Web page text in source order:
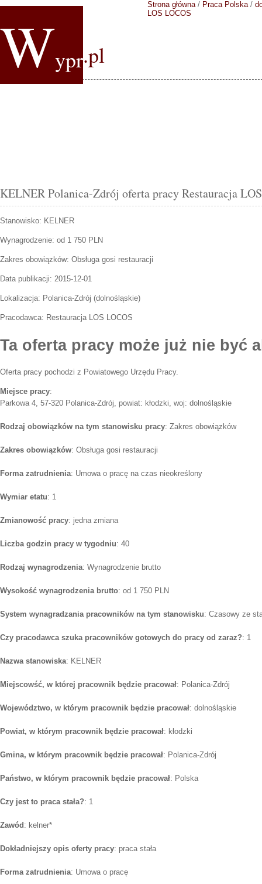
Wypr.pl
Strona główna/ Praca Polska/
LOS LOCOS
KELNER Polanica-Zdrój oferta pracy Restauracja
Stanowisko: KELNER
Wynagrodzenie: od 1 750 PLN
Zakres obowiązków: Obsługa gosi restauracji
Data publikacji: 2015-12-01
Lokalizacja: Polanica-Zdrój (dolnośląskie)
Pracodawca: Restauracja LOS LOCOS
Ta oferta pracy może już nie być
Oferta pracy pochodzi z Powiatowego Urzędu Pracy.
Miejsce pracy:
Parkowa 4, 57-320 Polanica-Zdrój, powiat: kłodzki, woj: dolnośląskie
Rodzaj obowiązków na tym stanowisku pracy: Zakres obowiązków
Zakres obowiązków: Obsługa gosi restauracji
Forma zatrudnienia: Umowa o pracę na czas nieokreślony
Wymiar etatu: 1
Zmianowość pracy: jedna zmiana
Liczba godzin pracy w tygodniu: 40
Rodzaj wynagrodzenia: Wynagrodzenie brutto
Wysokość wynagrodzenia brutto: od 1 750 PLN
System wynagradzania pracowników na tym stanowisku: Czasowy ze
Czy pracodawca szuka pracowników gotowych do pracy od zaraz?: 1
Nazwa stanowiska: KELNER
Miejscowść, w której pracownik będzie pracował: Polanica-Zdrój
Województwo, w którym pracownik będzie pracował: dolnośląskie
Powiat, w którym pracownik będzie pracował: kłodzki
Gmina, w którym pracownik będzie pracował: Polanica-Zdrój
Państwo, w którym pracownik będzie pracował: Polska
Czy jest to praca stała?: 1
Zawód : kelner*
Dokładniejszy opis oferty pracy: praca stała
Forma zatrudnienia: Umowa o pracę